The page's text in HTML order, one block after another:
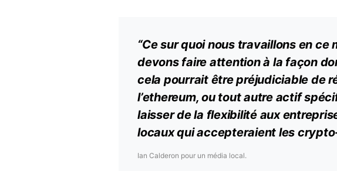
“Ce sur quoi nous travaillons en ce
devons faire attention à la façon
cela pourrait être préjudiciable de
l’ethereum, ou tout autre actif
laisser de la flexibilité aux
locaux qui accepteraient les
Ian Calderon pour un média local.